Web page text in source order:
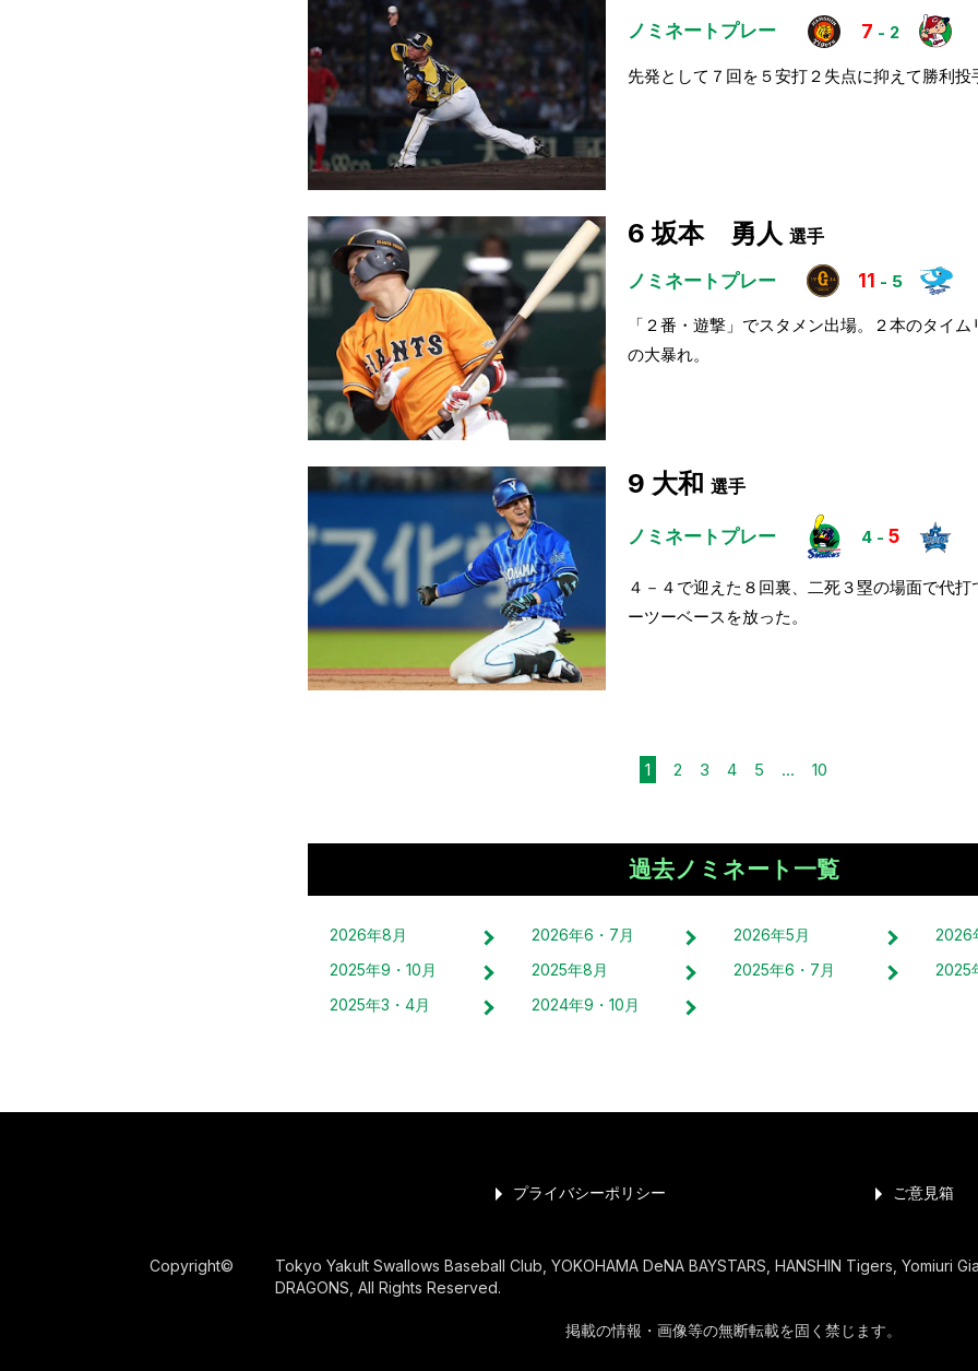
ノミネートプレー 7 - 2
先発として７回を５安打２失点に抑えて勝利投
6 坂本 勇人 選手
ノミネートプレー 11 - 5
「２番・遊撃」でスタメン出場。２本のタイ
の大暴れ。
9 大和 選手
ノミネートプレー 4 - 5
４－４で迎えた８回裏、二死３塁の場面で代打
ーツーベースを放った。
1 2 3 4 5 ... 10
過去ノミネート一覧
2026年8月 2026年6・7月 2026年5月 2026
2025年9・10月 2025年8月 2025年6・7月 2025
2025年3・4月 2024年9・10月
プライバシーポリシー ご意見箱
Copyright©
Tokyo Yakult Swallows Baseball Club, YOKOHAMA DeNA BAYSTARS, HANSHIN Tigers, Yomiuri
DRAGONS, All Rights Reserved.
掲載の情報・画像等の無断転載を固く禁じます。